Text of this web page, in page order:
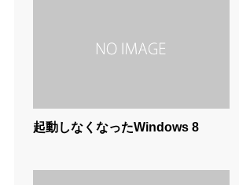
起動しなくなったWindows 8